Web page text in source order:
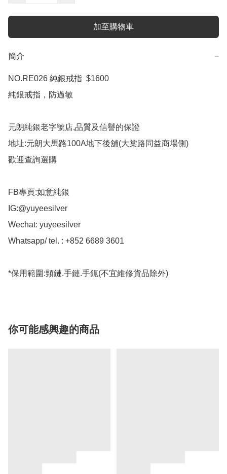
加至購物車
簡介 −
NO.RE026 純銀戒指  $1600
純銀戒指，防過敏
元朗純銀老字號店,品質及信譽的保證
地址:元朗大馬路100A地下後舖(大棠路同益商場側)
歡迎查詢選購
FB專頁:如意純銀
IG:@yuyeesilver
Wechat: yuyeesilver
Whatsapp/ tel. : +852 6689 3601
*保用範圍:頸鏈.手鏈.手鈪(不宜維修貨品除外)
你可能感興趣的商品